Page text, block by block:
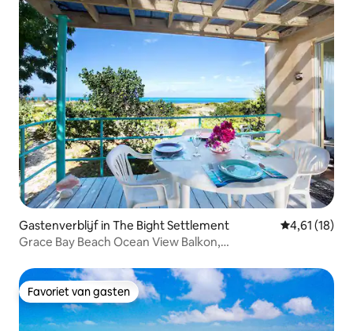
Gastenverblijf in The Bight Settlement Gemiddelde
4,61 (18)
Grace Bay Beach Ocean View Balkon,
Favoriet van gasten
Favoriet van gasten